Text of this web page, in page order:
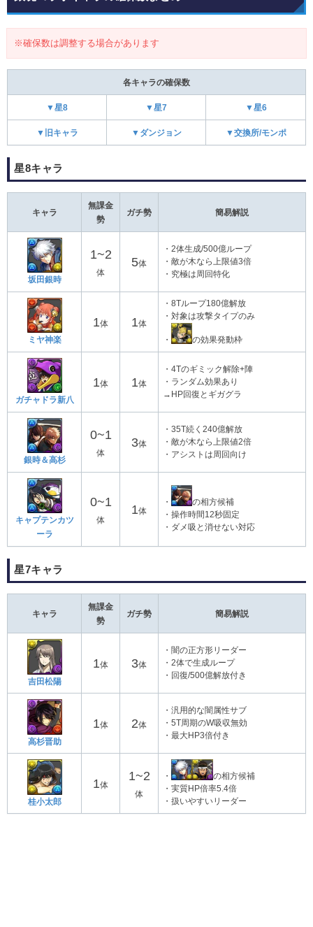
※確保数は調整する場合があります
各キャラの確保数
▼星8 ▼星7 ▼星6
▼旧キャラ ▼ダンジョン ▼交換所/モンポ
星8キャラ
キャラ
無課金
勢
ガチ勢 簡易解説
坂田銀時
1~2
体
5体
・2体生成/500億ループ
・敵が木なら上限値3倍
・究極は周回特化
ミヤ神楽
1体 1体
・8Tループ180億解放
・対象は攻撃タイプのみ
・ の効果発動枠
ガチャドラ新八
1体 1体
・4Tのギミック解除+陣
・ランダム効果あり
→HP回復とギガグラ
銀時＆高杉
0~1
体
3体
・35T続く240億解放
・敵が木なら上限値2倍
・アシストは周回向け
キャプテンカツ
ーラ
0~1
体
1体
・
の相方候補
・操作時間12秒固定
・ダメ吸と消せない対応
星7キャラ
キャラ
無課金
勢
ガチ勢 簡易解説
吉田松陽
1体 3体
・闇の正方形リーダー
・2体で生成ループ
・回復/500億解放付き
高杉晋助
1体 2体
・汎用的な闇属性サブ
・5T周期のW吸収無効
・最大HP3倍付き
桂小太郎
1体
1~2
体
・
の相方候補
・実質HP倍率5.4倍
・扱いやすいリーダー